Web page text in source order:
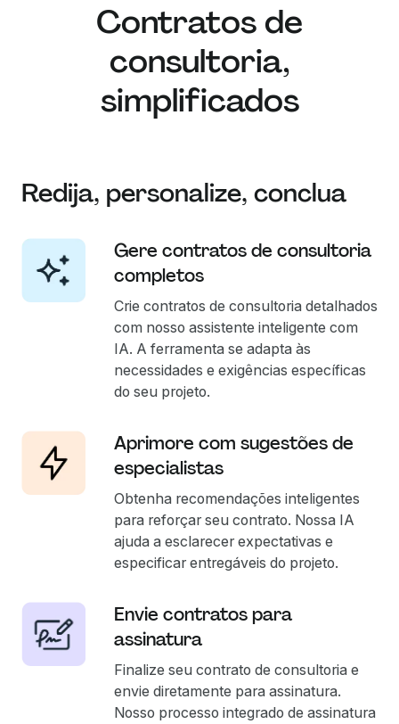
Contratos de
consultoria,
simplificados
Redija, personalize, conclua
Gere contratos de consultoria
completos
Crie contratos de consultoria detalhados
com nosso assistente inteligente com
IA. A ferramenta se adapta às
necessidades e exigências específicas
do seu projeto.
Aprimore com sugestões de
especialistas
Obtenha recomendações inteligentes
para reforçar seu contrato. Nossa IA
ajuda a esclarecer expectativas e
especificar entregáveis do projeto.
Envie contratos para
assinatura
Finalize seu contrato de consultoria e
envie diretamente para assinatura.
Nosso processo integrado de assinatura